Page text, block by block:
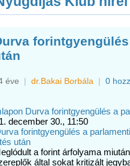
éve | dr.Bakai Borbála | 0
Durva forintgyengülés a
december 30., 11:50
a forint árfolyama
által sokat kritizált